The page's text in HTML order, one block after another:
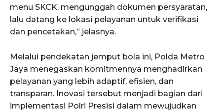
menu SKCK, mengunggah dokumen persyaratan,
lalu datang ke lokasi pelayanan untuk verifikasi
dan pencetakan,” jelasnya.
Melalui pendekatan jemput bola ini, Polda Metro
Jaya menegaskan komitmennya menghadirkan
pelayanan yang lebih adaptif, efisien, dan
transparan. Inovasi tersebut menjadi bagian dari
implementasi Polri Presisi dalam mewujudkan